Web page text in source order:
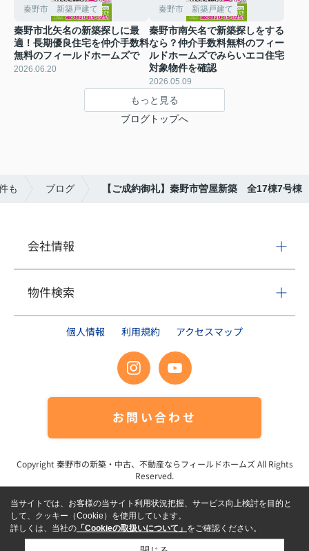
秦野市 新築戸建て
秦野市北矢名の新築探しに最
適！長期優良住宅を仲介手数料
無料のフィールドホームズで
2026.06.20
秦野市 新築戸建て
秦野市南矢名で新築探しをする
なら？仲介手数料無料のフィー
ルドホームズでみらいエコ住宅
対象物件を確認
2026.05.09
もっと見る
ブログトップへ
も ブログ 【ご成約御礼】秦野市曽屋新築 全17棟7号棟
会社情報
物件検索
個人情報 利用規約 アクセスマップ
お問い合わせ
Copyright秦野市の新築・中古、不動産ならフィールドホームズAll Rights
Reserved.
当サイトでは、お客様の当サイト利用状況把握、サービス向上検討を目的と
して、クッキー（Cookie）を使用しています。
詳しくは、当社の 「Cookieの取扱いについて」 をご確認ください。